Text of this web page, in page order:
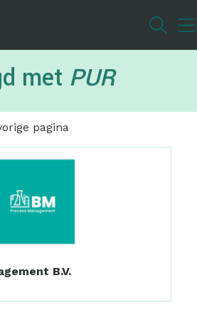
inhoud
met PUR
pagina
B.V.